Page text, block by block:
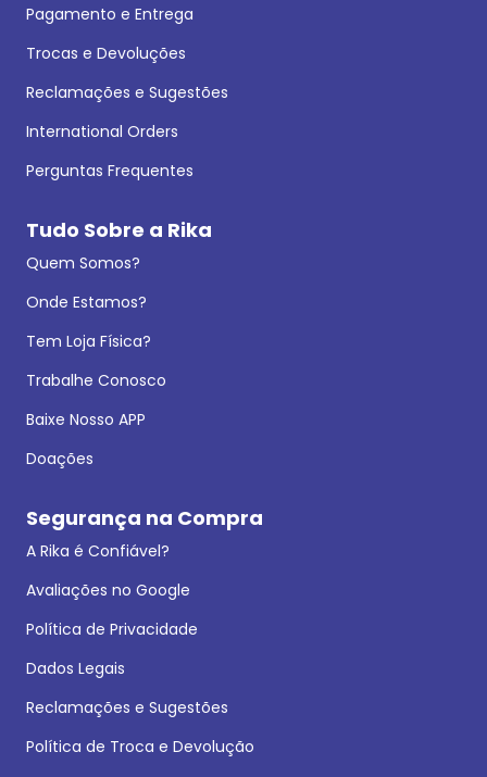
Pagamento e Entrega
Trocas e Devoluções
Reclamações e Sugestões
International Orders
Perguntas Frequentes
Tudo Sobre a Rika
Quem Somos?
Onde Estamos?
Tem Loja Física?
Trabalhe Conosco
Baixe Nosso APP
Doações
Segurança na Compra
A Rika é Confiável?
Avaliações no Google
Política de Privacidade
Dados Legais
Reclamações e Sugestões
Política de Troca e Devolução